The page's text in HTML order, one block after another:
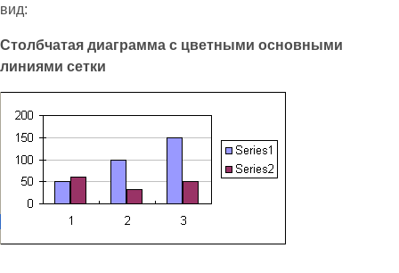
вид:
Столбчатая диаграмма с цветными основными
линиями сетки